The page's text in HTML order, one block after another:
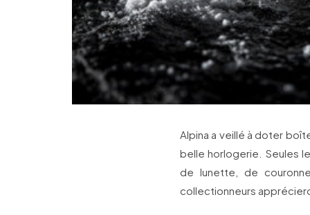
Alpina a veillé à doter
belle horlogerie. Seules
de lunette, de
collectionneurs